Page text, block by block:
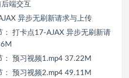
端交互
异步无刷新请求与上传
： 打卡点17-AJAX 异步无刷新请
： 预习视频1.mp4 37.22M
： 预习视频2.mp4 49.11M